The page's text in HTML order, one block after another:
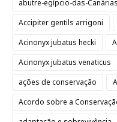
abutre-egípcio-das-Canárias
Accipiter gentils arrigoni
Acinonyx jubatus hecki
Acinonyx jubatus venaticus
ações de conservação
Acordo sobre a